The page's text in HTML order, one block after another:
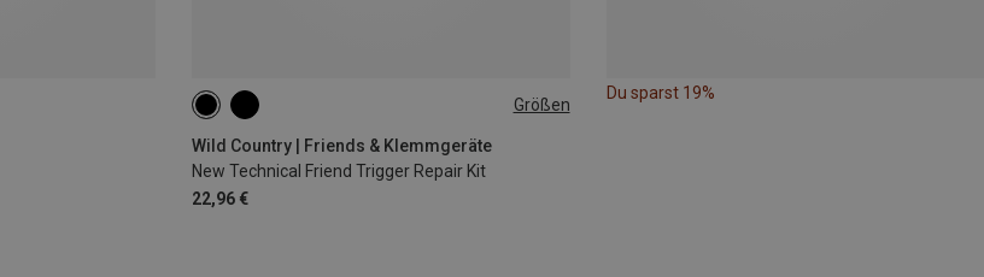
Größen
Wild Country | Friends & Klemmgeräte
New Technical Friend Trigger Repair Kit
22,96 €
2-3-4
Du sparst 19%